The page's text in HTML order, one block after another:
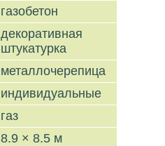
газобетон
декоративная
штукатурка
металлочерепица
индивидуальные
газ
8.9 × 8.5 м